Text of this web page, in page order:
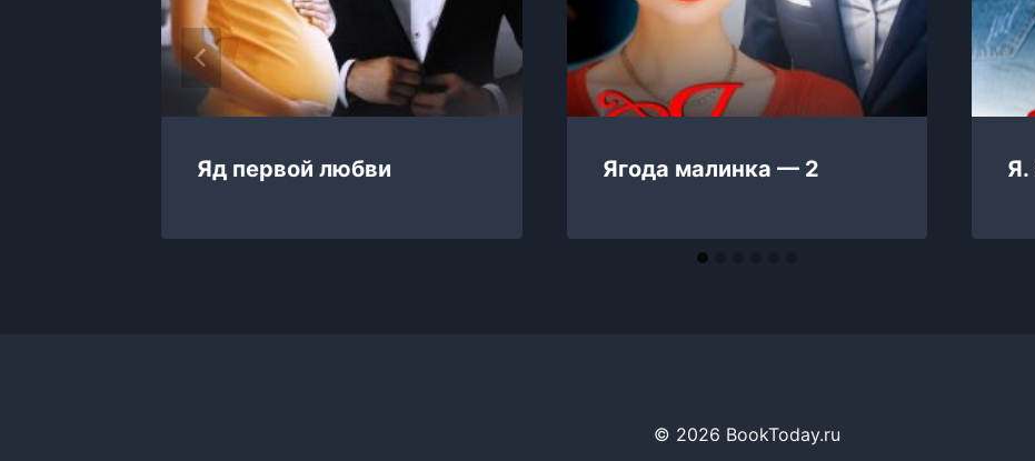
Яд первой любви Ягода малинка — 2 Я.
© 2026 BookToday.ru